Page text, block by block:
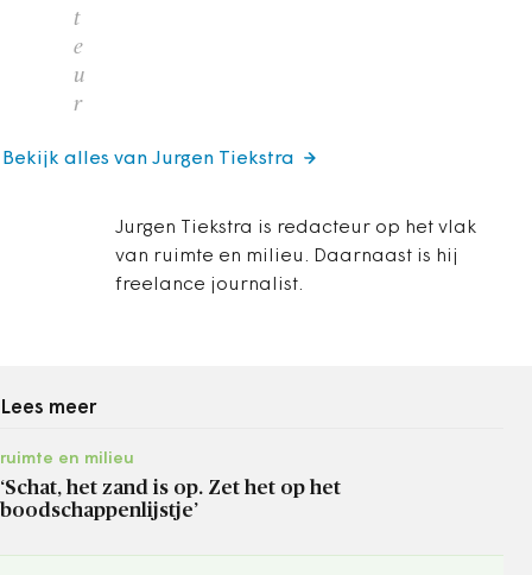
t
e
u
r
Jurgen Tiekstra is redacteur op het vlak
van ruimte en milieu. Daarnaast is hij
freelance journalist.
Bekijk alles van Jurgen Tiekstra
Lees meer
ruimte en milieu
‘Schat, het zand is op. Zet het op het
boodschappenlijstje’